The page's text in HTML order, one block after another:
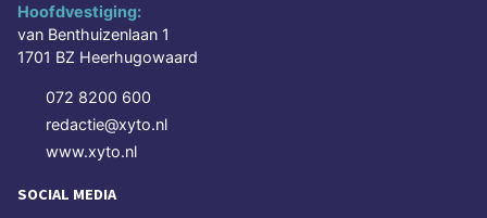
Hoofdvestiging:
van Benthuizenlaan 1
1701 BZ Heerhugowaard
072 8200 600
redactie@xyto.nl
www.xyto.nl
SOCIAL MEDIA